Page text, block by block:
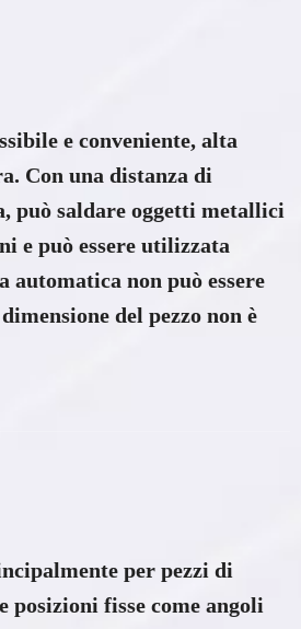
e conveniente, alta
Con una distanza di
può saldare oggetti metallici
e può essere utilizzata
automatica non può essere
del pezzo non è
per pezzi di
posizioni fisse come angoli